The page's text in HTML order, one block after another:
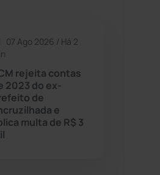
(1504)
(157)
07 Ago 2026 / Há 2
rejeita contas
2023 do ex-
de
e
multa de R$ 3